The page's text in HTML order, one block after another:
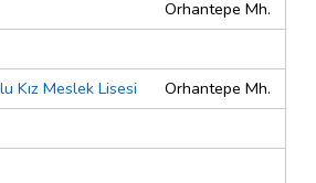
Orhantepe Mh.
Kız Meslek Lisesi
Orhantepe Mh.